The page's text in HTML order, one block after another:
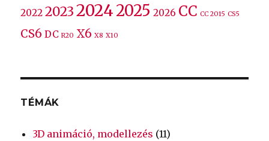
2022 2023 20242025 2026 CC CC 2015 CS5
CS6 DC R20 X6 X8 X10
TÉMÁK
3D animáció, modellezés (11)